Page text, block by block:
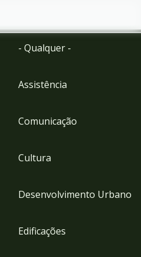
- Qualquer -
Assistência
Comunicação
Cultura
Desenvolvimento Urbano
Edificações